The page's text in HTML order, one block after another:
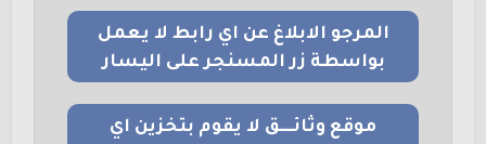
المرجو الابلاغ عن اي رابط لا يعمل
بواسطة زر المسنجر على اليسار
موقع وثائــــق لا يقوم بتخزين اي